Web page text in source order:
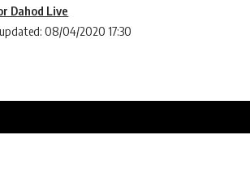
08/04/2020 17:30
Dahod Live